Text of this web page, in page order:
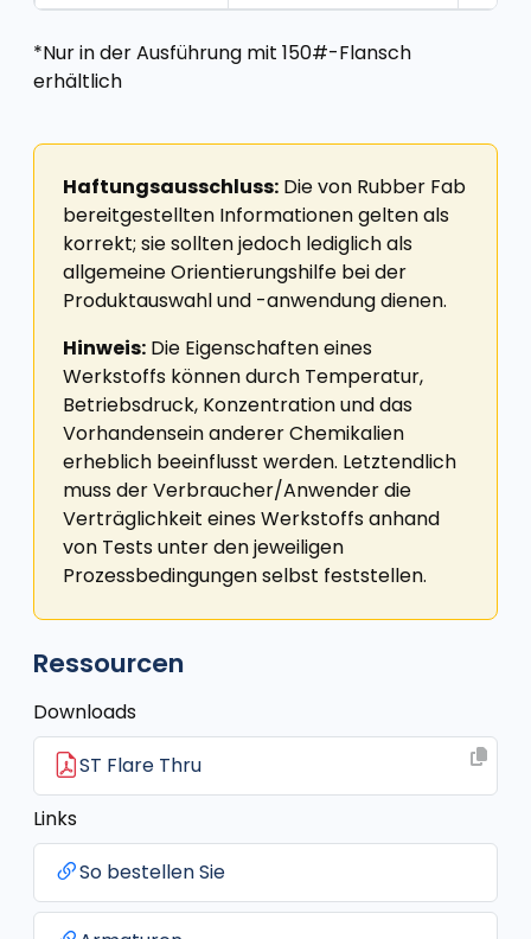
*Nur in der Ausführung mit 150#-Flansch
erhältlich
Haftungsausschluss: Die von Rubber Fab
bereitgestellten Informationen gelten als
korrekt; sie sollten jedoch lediglich als
allgemeine Orientierungshilfe bei der
Produktauswahl und -anwendung dienen.
Hinweis: Die Eigenschaften eines
Werkstoffs können durch Temperatur,
Betriebsdruck, Konzentration und das
Vorhandensein anderer Chemikalien
erheblich beeinflusst werden. Letztendlich
muss der Verbraucher/Anwender die
Verträglichkeit eines Werkstoffs anhand
von Tests unter den jeweiligen
Prozessbedingungen selbst feststellen.
Ressourcen
Downloads
ST Flare Thru
Links
So bestellen Sie